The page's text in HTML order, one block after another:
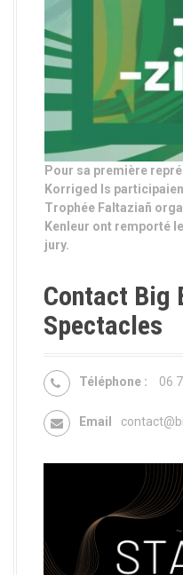
Pour sa première
Korriged Is
Trophée Faltaziañ
Kenleur ont remporté
jury.
Contact Big
Spectacles
Téléphone : 06
Email